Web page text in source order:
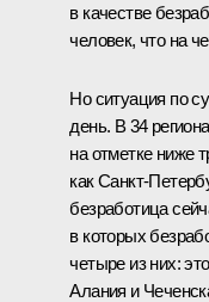
в качестве
человек, что на
Но ситуация по
день. В 34
на отметке ниже
как Санкт-
безработица
в которых
четыре из них:
Алания и